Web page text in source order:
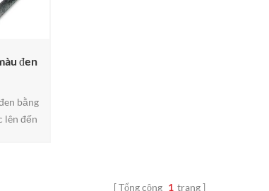
đen
bằng
lên đến
Tổng cộng 1 trang